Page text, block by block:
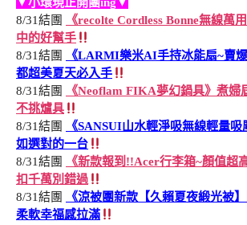
8/31結團
《recolte Cordless Bonne無線萬
中的好幫手
8/31結團
《LARMI樂米AI手持冰能扇~賣
都超美夏天必入手
8/31結團
《Neoflam FIKA夢幻鍋具》煮婦
不挑爐具
8/31結團
《SANSUI山水輕淨吸無線輕量
如選對的一台
8/31結團
《新款報到!!Acer行李箱~顏值超
扣千萬別錯過
8/31結團
《涼被團新款【久賴夏夜緞光被
柔軟幸福感拉滿